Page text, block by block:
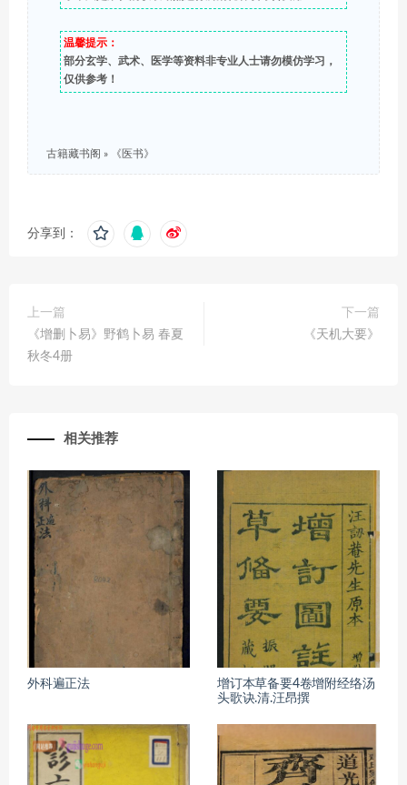
温馨提示：
部分玄学、武术、医学等资料非专业人士请勿模仿学习，
仅供参考！
古籍藏书阁 » 《医书》
分享到：
上一篇
《增删卜易》野鹤卜易 春夏
秋冬4册
下一篇
《天机大要》
相关推荐
外科遍正法
增订本草备要4卷增附经络汤
头歌诀.清.汪昂撰